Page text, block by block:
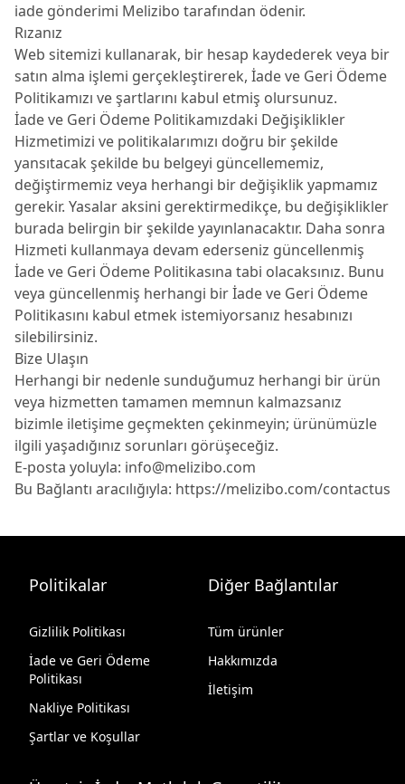
iade gönderimi Melizibo tarafından ödenir.
Rızanız
Web sitemizi kullanarak, bir hesap kaydederek veya bir
satın alma işlemi gerçekleştirerek, İade ve Geri Ödeme
Politikamızı ve şartlarını kabul etmiş olursunuz.
İade ve Geri Ödeme Politikamızdaki Değişiklikler
Hizmetimizi ve politikalarımızı doğru bir şekilde
yansıtacak şekilde bu belgeyi güncellememiz,
değiştirmemiz veya herhangi bir değişiklik yapmamız
gerekir. Yasalar aksini gerektirmedikçe, bu değişiklikler
burada belirgin bir şekilde yayınlanacaktır. Daha sonra
Hizmeti kullanmaya devam ederseniz güncellenmiş
İade ve Geri Ödeme Politikasına tabi olacaksınız. Bunu
veya güncellenmiş herhangi bir İade ve Geri Ödeme
Politikasını kabul etmek istemiyorsanız hesabınızı
silebilirsiniz.
Bize Ulaşın
Herhangi bir nedenle sunduğumuz herhangi bir ürün
veya hizmetten tamamen memnun kalmazsanız
bizimle iletişime geçmekten çekinmeyin; ürünümüzle
ilgili yaşadığınız sorunları görüşeceğiz.
E-posta yoluyla: info@melizibo.com
Bu Bağlantı aracılığıyla: https://melizibo.com/contactus
Politikalar
Gizlilik Politikası
İade ve Geri Ödeme
Politikası
Nakliye Politikası
Şartlar ve Koşullar
Diğer Bağlantılar
Tüm ürünler
Hakkımızda
İletişim